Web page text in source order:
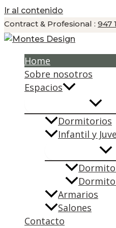
Ir al contenido
Contract & Profesional : 947
Home
Sobre nosotros
Espacios
Dormitorios
Infantil y
Armarios
Salones
Contacto